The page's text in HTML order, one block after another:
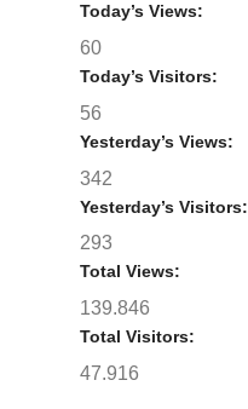
Today’s Views:
60
Today’s Visitors:
56
Yesterday’s Views:
342
Yesterday’s Visitors:
293
Total Views:
139.846
Total Visitors:
47.916